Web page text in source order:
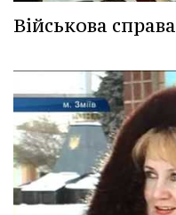
Військова справа